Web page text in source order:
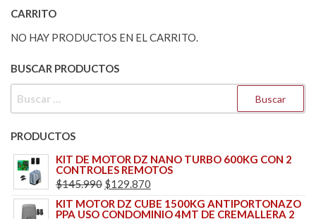
CARRITO
NO HAY PRODUCTOS EN EL CARRITO.
BUSCAR PRODUCTOS
PRODUCTOS
KIT DE MOTOR DZ NANO TURBO 600KG CON 2
CONTROLES REMOTOS
$145.990 EL
PRECIO
$129.870
PRECIO
KIT MOTOR DZ CUBE 1500KG ANTIPORTONAZO
PPA USO CONDOMINIO 4MT DE CREMALLERA 2